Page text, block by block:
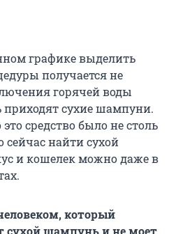
графике выделить
получается не
горячей воды
сухие шампуни.
средство было не столь
найти сухой
и кошелек можно даже в
который
сухой шампунь и не моет